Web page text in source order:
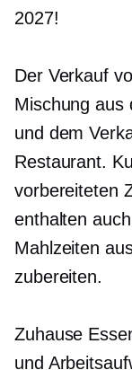
2027!
Der Verkauf
Mischung aus
und dem
Restaurant.
vorbereiteten
enthalten
Mahlzeiten
zubereiten.
Zuhause
und